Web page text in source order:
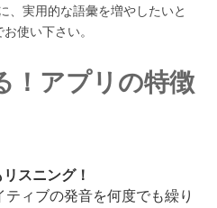
、実用的な語彙を増やしたいと
使い下さい。
！アプリの特徴
スニング！
ィブの発音を何度でも繰り